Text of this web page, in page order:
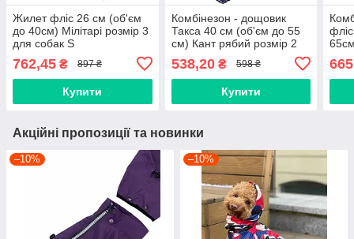
Жилет фліс 26 см (об'єм
до 40см) Мілітарі розмір 3
для собак S
762,45 ₴ 897 ₴
Купити
Комбінезон - дощовик
Такса 40 см (об'єм до 55
см) Кант рябий розмір 2
538,20₴ 598 ₴
Купити
M
Акційні пропозиції та новинки
–10% –10%